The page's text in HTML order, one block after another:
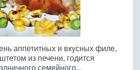
аппетитных и вкусных филе,
из печени, годится
семейного...